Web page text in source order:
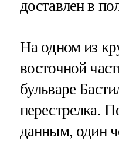
доставлен в
На одном из
восточной
бульваре
перестрелка.
данным, один